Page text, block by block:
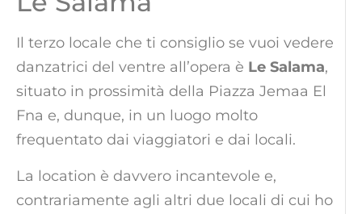
Il terzo locale che ti consiglio se vuoi vedere
danzatrici del ventre all’opera è Le Salama,
situato in prossimità della Piazza Jemaa El
Fna e, dunque, in un luogo molto
frequentato dai viaggiatori e dai locali.
La location è davvero incantevole e,
contrariamente agli altri due locali di cui ho